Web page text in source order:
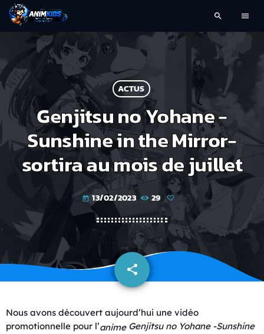
search menu
ACTUS
Genjitsu no Yohane -
Sunshine in the Mirror-
sortira au mois de juillet
today 13/02/2023 29
share
email
Nous avons découvert aujourd’hui une vidéo
promotionnelle pour l’anime Genjitsu no Yohane -Sunshine